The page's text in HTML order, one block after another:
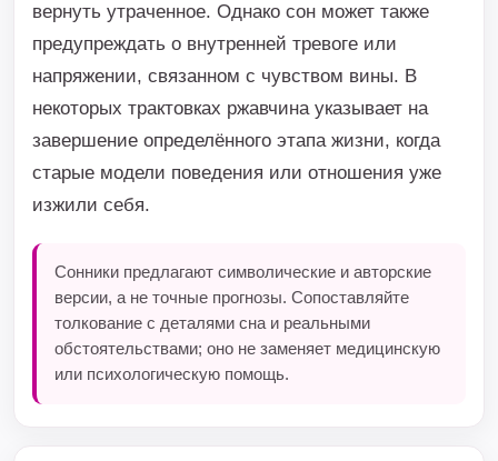
вернуть утраченное. Однако сон может также
предупреждать о внутренней тревоге или
напряжении, связанном с чувством вины. В
некоторых трактовках ржавчина указывает на
завершение определённого этапа жизни, когда
старые модели поведения или отношения уже
изжили себя.
Сонники предлагают символические и авторские
версии, а не точные прогнозы. Сопоставляйте
толкование с деталями сна и реальными
обстоятельствами; оно не заменяет медицинскую
или психологическую помощь.